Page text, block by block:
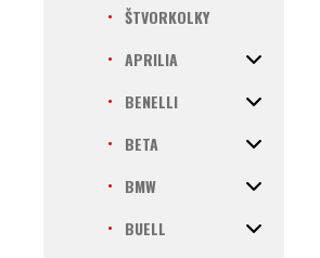
ŠTVORKOLKY
APRILIA
BENELLI
BETA
BMW
BUELL